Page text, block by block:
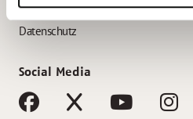
Impressum
Datenschutz
Social Media